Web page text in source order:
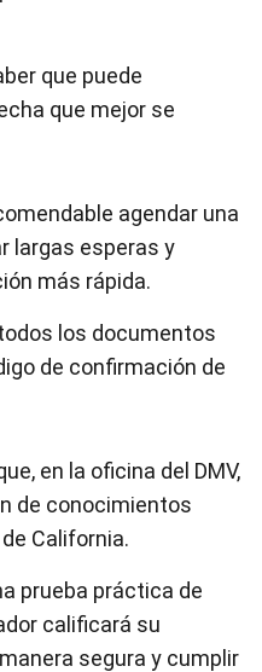
que puede
que mejor se
agendar una
largas esperas y
más rápida.
los documentos
de confirmación de
en la oficina del DMV,
de conocimientos
California.
prueba práctica de
calificará su
segura y cumplir